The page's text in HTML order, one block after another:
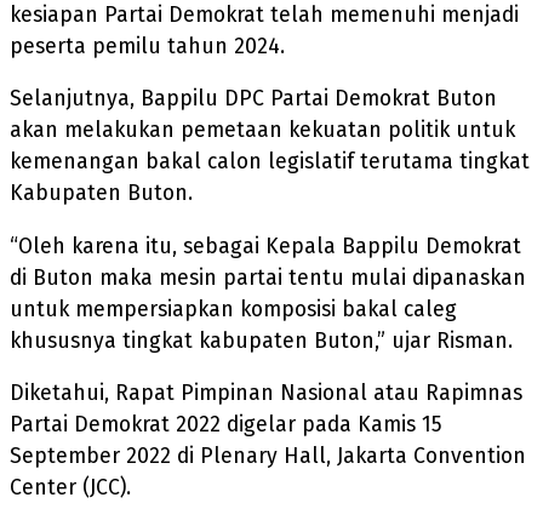
kesiapan Partai Demokrat telah memenuhi menjadi
peserta pemilu tahun 2024.
Selanjutnya, Bappilu DPC Partai Demokrat Buton
akan melakukan pemetaan kekuatan politik untuk
kemenangan bakal calon legislatif terutama tingkat
Kabupaten Buton.
“Oleh karena itu, sebagai Kepala Bappilu Demokrat
di Buton maka mesin partai tentu mulai dipanaskan
untuk mempersiapkan komposisi bakal caleg
khususnya tingkat kabupaten Buton,” ujar Risman.
Diketahui, Rapat Pimpinan Nasional atau Rapimnas
Partai Demokrat 2022 digelar pada Kamis 15
September 2022 di Plenary Hall, Jakarta Convention
Center (JCC).